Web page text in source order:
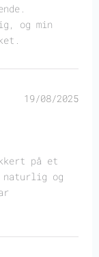
og min
19/08/2025
på et
og